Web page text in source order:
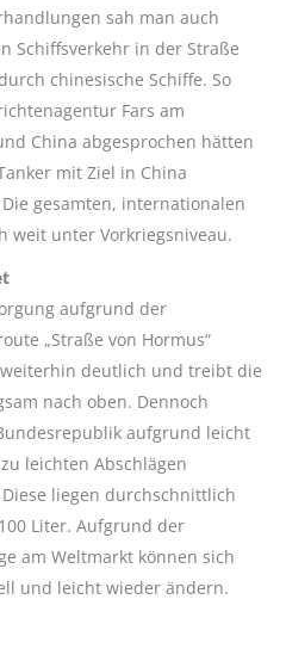
sah man auch
Schiffsverkehr in der Straße
chinesische Schiffe. So
Fars am
China abgesprochen hätten
mit Ziel in China
gesamten, internationalen
weit unter Vorkriegsniveau.
aufgrund der
„Straße von Hormus“
deutlich und treibt die
nach oben. Dennoch
aufgrund leicht
leichten Abschlägen
liegen durchschnittlich
Liter. Aufgrund der
am Weltmarkt können sich
und leicht wieder ändern.